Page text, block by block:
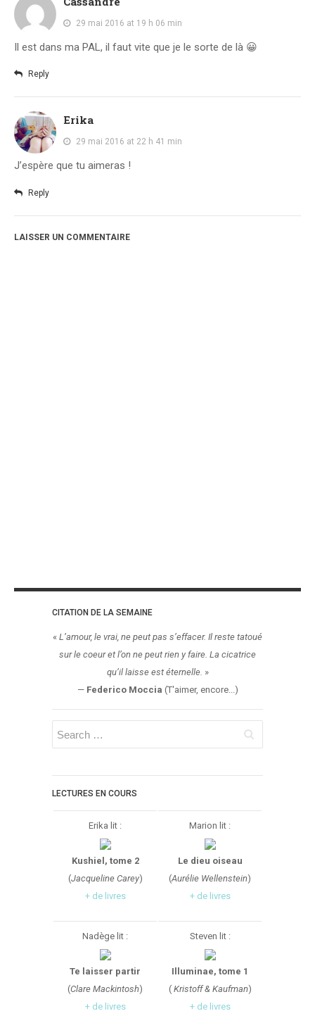
29 mai 2016 at 19 h 06 min
Il est dans ma PAL, il faut vite que je le sorte de là 😀
Reply
Erika
29 mai 2016 at 22 h 41 min
J’espère que tu aimeras !
Reply
LAISSER UN COMMENTAIRE
CITATION DE LA SEMAINE
« L’amour, le vrai, ne peut pas s’effacer. Il reste tatoué
sur le coeur et l’on ne peut rien y faire. La cicatrice
qu’il laisse est éternelle. »
— Federico Moccia (T'aimer, encore...)
LECTURES EN COURS
Erika lit :
Kushiel, tome 2
(Jacqueline Carey)
+ de livres
Marion lit :
Le dieu oiseau
(Aurélie Wellenstein)
+ de livres
Nadège lit :
Te laisser partir
(Clare Mackintosh)
+ de livres
Steven lit :
Illuminae, tome 1
(Kristoff & Kaufman)
+ de livres